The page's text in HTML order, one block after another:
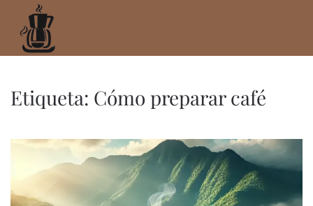
Ir
al
Etiqueta: Cómo preparar café